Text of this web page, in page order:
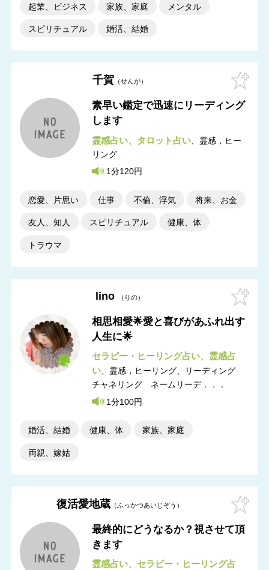
起業、ビジネス 家族、家庭 メンタル
スピリチュアル 婚活、結婚
千賀 せんが
素早い鑑定で迅速にリーディング
します
霊感占い タロット占い
霊感，ヒー
リング
1分120円
恋愛、片思い 仕事 不倫、浮気 将来、お金
友人、知人 スピリチュアル 健康、体
トラウマ
lino りの
相思相愛🌟愛と喜びがあふれ出す
人生に🌟
セラピー・ヒーリング占い
霊感占
い
霊感，ヒーリング
リーディング
チャネリング ネームリーデ．．．
1分100円
婚活、結婚 健康、体 家族、家庭
両親、嫁姑
復活愛地蔵 ふっかつあいじぞう
最終的にどうなるか？視させて頂
きます
霊感占い
セラピー・ヒーリング占